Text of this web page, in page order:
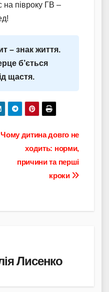
на півроку ГВ –
– знак життя.
б’ється
щастя.
Чому дитина довго не
ходить: норми,
причини та перші
кроки
Лисенко